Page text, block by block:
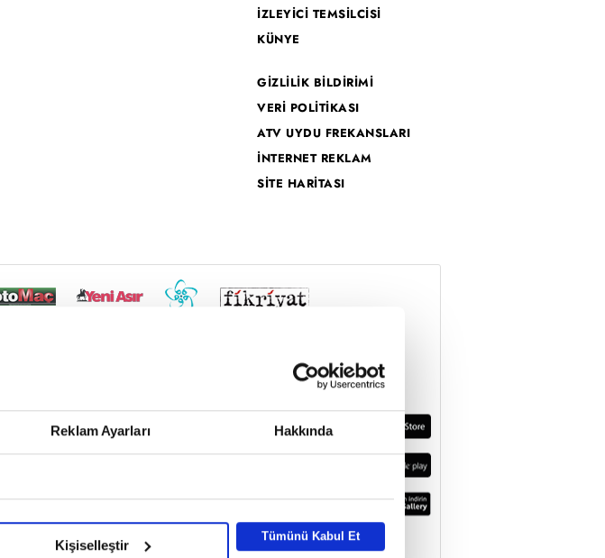
Reklam Ayarları Hakkında
Kişiselleştir
Tümünü Kabul Et
İZLEYİCİ TEMSİLCİSİ
KÜNYE
GİZLİLİK BİLDİRİMİ
VERİ POLİTİKASI
ATV UYDU FREKANSLARI
İNTERNET REKLAM
SİTE HARİTASI